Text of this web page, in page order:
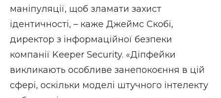
маніпуляції, щоб зламати захист
ідентичності, – каже Джеймс Скобі,
директор з інформаційної безпеки
компанії Keeper Security. «Діпфейки
викликають особливе занепокоєння в цій
сфері, оскільки моделі штучного інтелекту